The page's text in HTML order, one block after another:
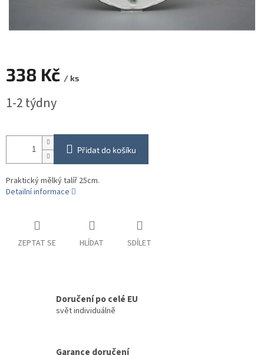
338 Kč / ks
cena:
1-2 týdny
Přidat do košíku
Praktický mělký talíř 25cm.
Detailní informace
ZEPTAT SE HLÍDAT SDÍLET
Doručení po celé EU
svět individuálně
Garance doručení